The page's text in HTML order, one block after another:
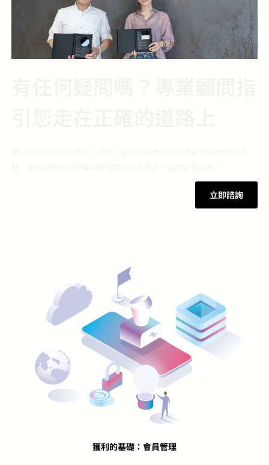
立即諮詢
獲利的基礎：會員管理